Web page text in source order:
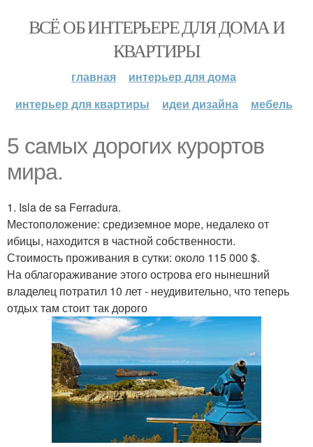
ВСЁ ОБ ИНТЕРЬЕРЕ ДЛЯ ДОМА И
КВАРТИРЫ
главная
интерьер для дома
интерьер для квартиры
идеи дизайна мебель
5 самых дорогих курортов
мира.
1. Isla de sa Ferradura.
Местоположение: средиземное море, недалеко от
ибицы, находится в частной собственности.
Стоимость проживания в сутки: около 115 000 $.
На облагораживание этого острова его нынешний
владелец потратил 10 лет - неудивительно, что теперь
отдых там стоит так дорого